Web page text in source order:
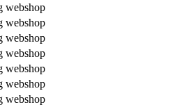
webshop
webshop
webshop
webshop
webshop
webshop
webshop